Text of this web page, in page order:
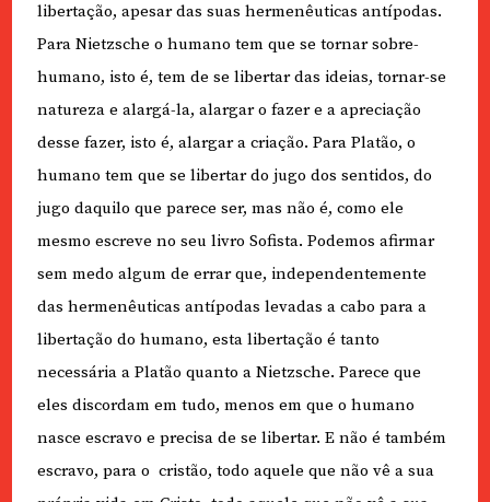
libertação, apesar das suas hermenêuticas antípodas.
Para Nietzsche o humano tem que se tornar sobre-
humano, isto é, tem de se libertar das ideias, tornar-se
natureza e alargá-la, alargar o fazer e a apreciação
desse fazer, isto é, alargar a criação. Para Platão, o
humano tem que se libertar do jugo dos sentidos, do
jugo daquilo que parece ser, mas não é, como ele
mesmo escreve no seu livro Sofista. Podemos afirmar
sem medo algum de errar que, independentemente
das hermenêuticas antípodas levadas a cabo para a
libertação do humano, esta libertação é tanto
necessária a Platão quanto a Nietzsche. Parece que
eles discordam em tudo, menos em que o humano
nasce escravo e precisa de se libertar. E não é também
escravo, para o cristão, todo aquele que não vê a sua